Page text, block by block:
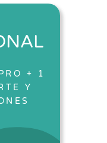
+ 1
Y